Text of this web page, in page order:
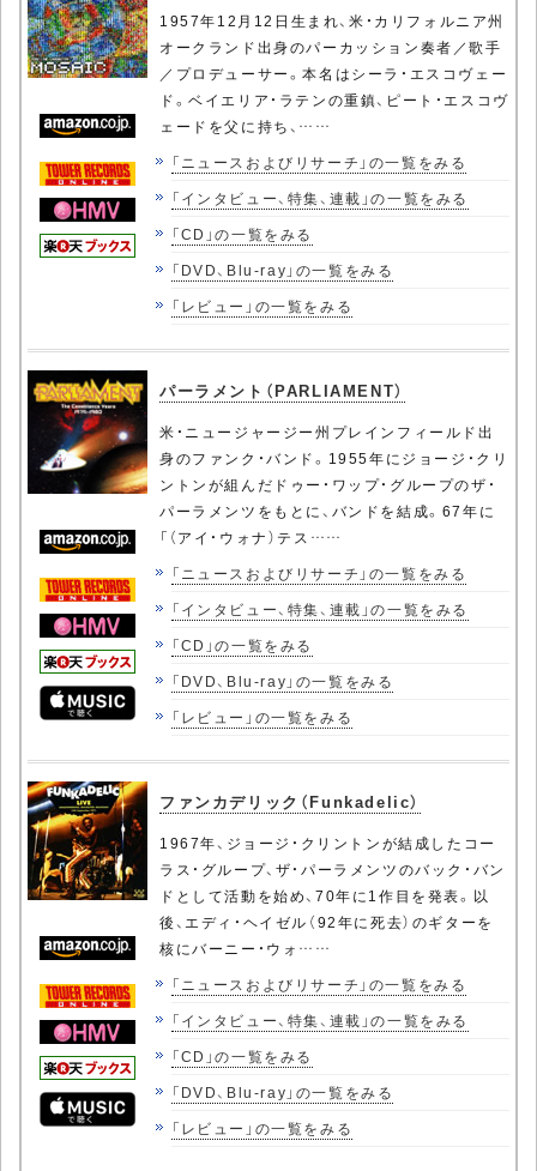
1957年12月12日生まれ、米・カリフォルニア州
オークランド出身のパーカッション奏者／歌手
／プロデューサー。本名はシーラ・エスコヴェー
ド。ベイエリア・ラテンの重鎮、ピート・エスコヴ
ェードを父に持ち、……
「ニュースおよびリサーチ」の一覧をみる
「インタビュー、特集、連載」の一覧をみる
「CD」の一覧をみる
「DVD、Blu-ray」の一覧をみる
「レビュー」の一覧をみる
パーラメント（PARLIAMENT）
米・ニュージャージー州プレインフィールド出
身のファンク・バンド。1955年にジョージ・クリ
ントンが組んだドゥー・ワップ・グループのザ・
パーラメンツをもとに、バンドを結成。67年に
「（アイ・ウォナ）テス……
「ニュースおよびリサーチ」の一覧をみる
「インタビュー、特集、連載」の一覧をみる
「CD」の一覧をみる
「DVD、Blu-ray」の一覧をみる
「レビュー」の一覧をみる
ファンカデリック（Funkadelic）
1967年、ジョージ・クリントンが結成したコー
ラス・グループ、ザ・パーラメンツのバック・バン
ドとして活動を始め、70年に1作目を発表。以
後、エディ・ヘイゼル（92年に死去）のギターを
核にバーニー・ウォ……
「ニュースおよびリサーチ」の一覧をみる
「インタビュー、特集、連載」の一覧をみる
「CD」の一覧をみる
「DVD、Blu-ray」の一覧をみる
「レビュー」の一覧をみる